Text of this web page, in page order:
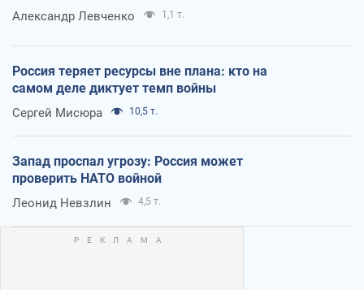
Александр Левченко 1,1 т.
Россия теряет ресурсы вне плана: кто на
самом деле диктует темп войны
Сергей Мисюра 10,5 т.
Запад проспал угрозу: Россия может
проверить НАТО войной
Леонид Невзлин 4,5 т.